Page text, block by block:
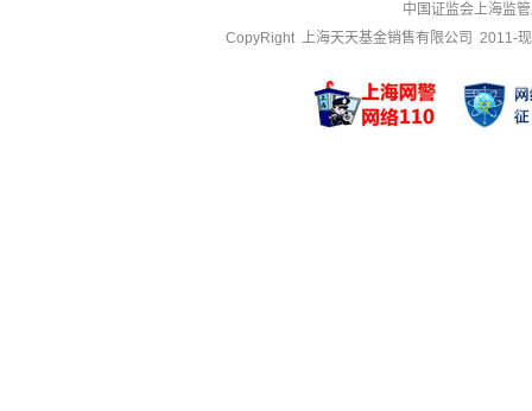
中国证监会上海监
CopyRight 上海天天基金销售有限公司 2011-